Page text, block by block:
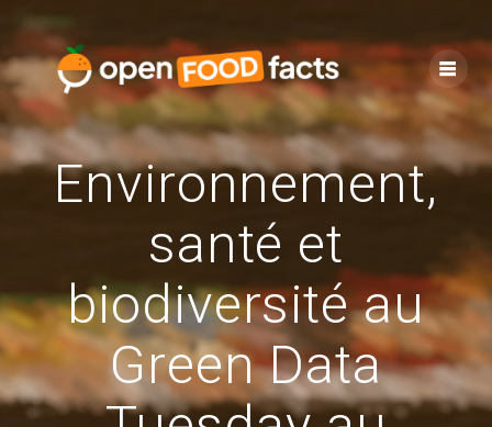
content
Environnement,
santé et
biodiversité au
Green Data